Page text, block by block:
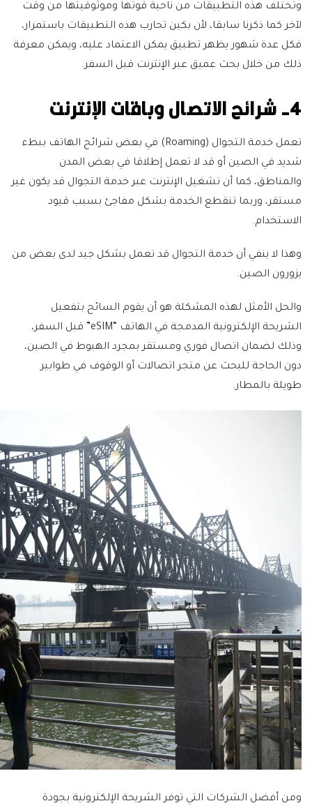
وتختلف هذه التطبيقات من ناحية قوتها وموثوقيتها من وقت
لآخر كما ذكرنا سابقا، لأن بكين تحارب هذه التطبيقات باستمرار،
فكل عدة شهور يظهر تطبيق يمكن الاعتماد عليه، ويمكن معرفة
ذلك من خلال بحث عميق عبر الإنترنت قبل السفر.
4- شرائح الاتصال وباقات الإنترنت
تعمل خدمة التجوال (Roaming) في بعض شرائح الهاتف ببطء
شديد في الصين أو قد لا تعمل إطلاقا في بعض المدن
والمناطق، كما أن تشغيل الإنترنت عبر خدمة التجوال قد يكون غير
مستقر، وربما تنقطع الخدمة بشكل مفاجئ بسبب قيود
الاستخدام.
وهذا لا ينفي أن خدمة التجوال قد تعمل بشكل جيد لدى بعض من
يزورون الصين.
والحل الأمثل لهذه المشكلة هو أن يقوم السائح بتفعيل
الشريحة الإلكترونية المدمجة في الهاتف “eSIM” قبل السفر،
وذلك لضمان اتصال فوري ومستقر بمجرد الهبوط في الصين،
دون الحاجة للبحث عن متجر اتصالات أو الوقوف في طوابير
طويلة بالمطار.
ومن أفضل الشركات التي توفر الشريحة الإلكترونية بجودة